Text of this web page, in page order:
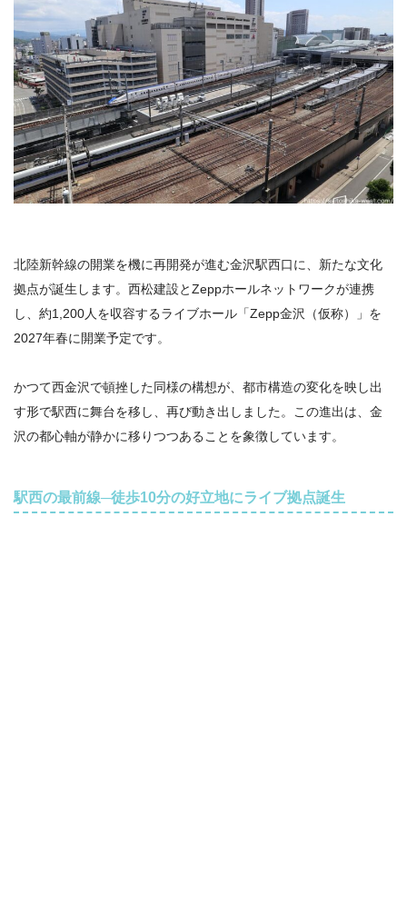
北陸新幹線の開業を機に再開発が進む金沢駅西口に、新たな文化
拠点が誕生します。西松建設とZeppホールネットワークが連携
し、約1,200人を収容するライブホール「Zepp金沢（仮称）」を
2027年春に開業予定です。
かつて西金沢で頓挫した同様の構想が、都市構造の変化を映し出
す形で駅西に舞台を移し、再び動き出しました。この進出は、金
沢の都心軸が静かに移りつつあることを象徴しています。
駅西の最前線─徒歩10分の好立地にライブ拠点誕生